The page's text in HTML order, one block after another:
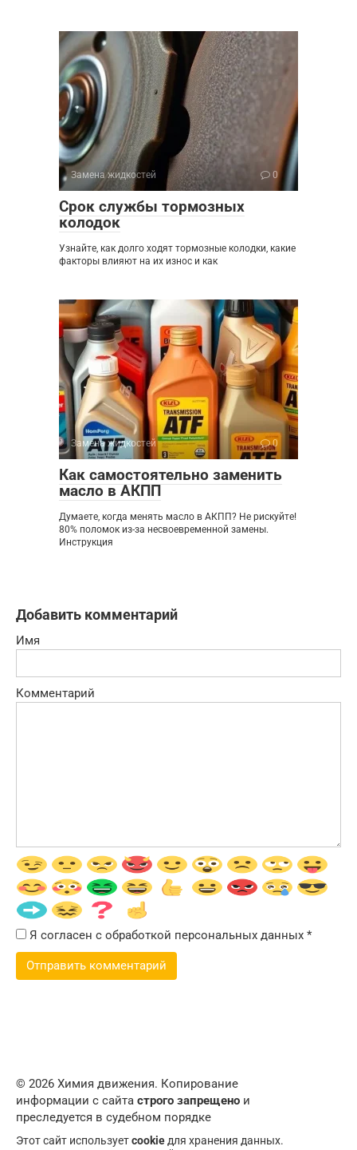
Замена жидкостей 0
Срок службы тормозных
колодок
Узнайте, как долго ходят тормозные колодки, какие
факторы влияют на их износ и как
Замена жидкостей 0
Как самостоятельно заменить
масло в АКПП
Думаете, когда менять масло в АКПП? Не рискуйте!
80% поломок из-за несвоевременной замены.
Инструкция
Добавить комментарий
Имя
Комментарий
Я согласен с обработкой персональных данных *
© 2026 Химия движения. Копирование
информации с сайта строго запрещено и
преследуется в судебном порядке
Этот сайт используетcookie для хранения данных.